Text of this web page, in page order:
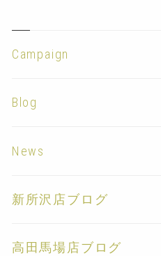
Campaign
Blog
News
新所沢店ブログ
高田馬場店ブログ